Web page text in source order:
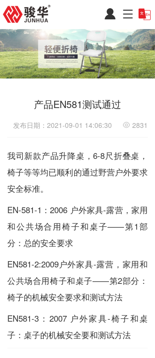
T
g
g
l
e
n
a
t
o
n
产品EN581测试通过
发布日期：2021-09-01 14:06:30 2831
我司新款产品升降桌，6-8尺折叠桌，
椅子等等均已顺利的通过野营户外要求
安全标准。
EN-581-1：2006 户外家具-露营，家用
和公共场合用椅子和桌子——第1部
分：总的安全要求
EN581-2:2009户外家具-露营，家用和
公共场合用椅子和桌子——第2部分：
椅子的机械安全要求和测试方法
EN581-3：2007 户外家具-椅子和桌
子：桌子的机械安全要和测试方法